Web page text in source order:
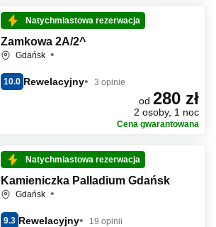
Natychmiastowa rezerwacja
Zamkowa 2A/2^
Gdańsk
10.0 Rewelacyjny 3 opinie
od 280 zł
2 osoby, 1 noc
Cena gwarantowana
Natychmiastowa rezerwacja
Kamieniczka Palladium Gdańsk
Gdańsk
9.3 Rewelacyjny 19 opinii